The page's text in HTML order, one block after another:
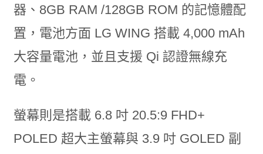
器、8GB RAM /128GB ROM 的記憶體配
置，電池方面 LG WING 搭載 4,000 mAh
大容量電池，並且支援 Qi 認證無線充
電。
螢幕則是搭載 6.8 吋 20.5:9 FHD+
POLED 超大主螢幕與 3.9 吋 GOLED 副